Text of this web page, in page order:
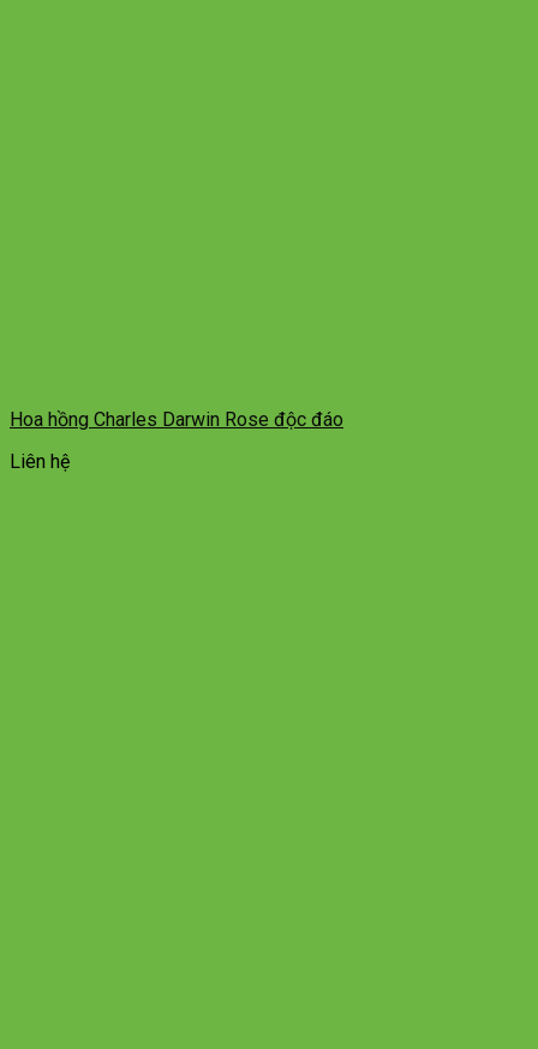
Hoa hồng Charles Darwin Rose độc đáo
Liên hệ